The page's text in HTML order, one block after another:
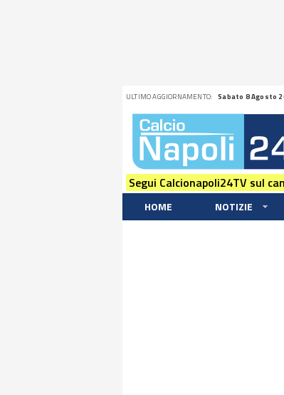
ULTIMO AGGIORNAMENTO: Sabato 8 Agosto
Segui Calcionapoli24TV sul
HOME NOTIZIE